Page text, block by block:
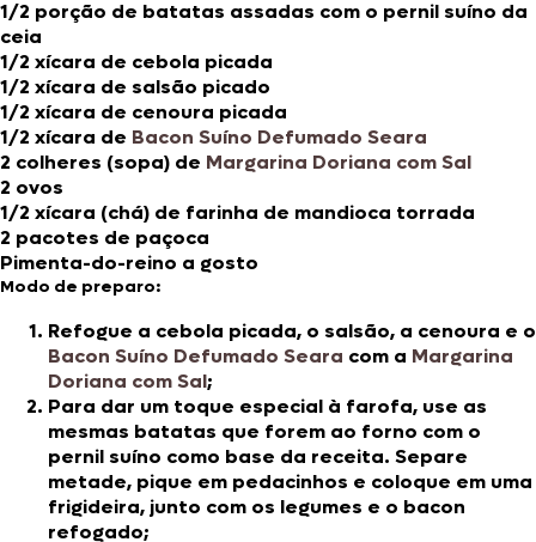
1/2 porção de batatas assadas com o pernil suíno da
ceia
1/2 xícara de cebola picada
1/2 xícara de salsão picado
1/2 xícara de cenoura picada
1/2 xícara de Bacon Suíno Defumado Seara
2 colheres (sopa) de Margarina Doriana com Sal
2 ovos
1/2 xícara (chá) de farinha de mandioca torrada
2 pacotes de paçoca
Pimenta-do-reino a gosto
Modo de preparo:
Refogue a cebola picada, o salsão, a cenoura e o
Bacon Suíno Defumado Seara com a Margarina
Doriana com Sal;
Para dar um toque especial à farofa, use as
mesmas batatas que forem ao forno com o
pernil suíno como base da receita. Separe
metade, pique em pedacinhos e coloque em uma
frigideira, junto com os legumes e o bacon
refogado;